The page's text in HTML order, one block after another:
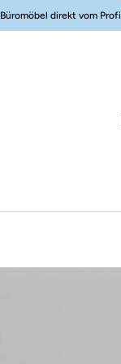
Büromöbel direkt vom Profi